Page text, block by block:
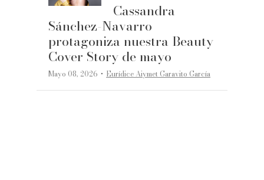
Cassandra
Sánchez-Navarro
protagoniza nuestra Beauty
Cover Story de mayo
Mayo 08, 2026 ·Eurídice Aiymet Garavito García